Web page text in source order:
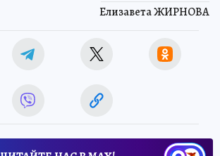
Елизавета ЖИРНОВА